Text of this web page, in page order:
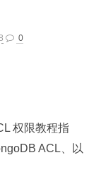
0
权限教程指
ACL、以